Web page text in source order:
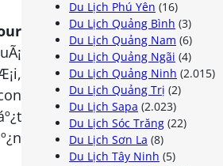
Du Lịch Phú Yên (16)
Du Lịch Quảng Bình (3)
Du Lịch Quảng Nam (6)
Du Lịch Quảng Ngãi (4)
Du Lịch Quảng Ninh (2.015)
Du Lịch Quảng Trị (2)
Du Lịch Sapa (2.023)
Du Lịch Sóc Trăng (22)
Du Lịch Sơn La (8)
Du Lịch Tây Ninh (5)